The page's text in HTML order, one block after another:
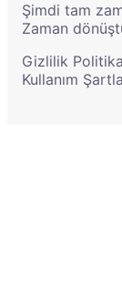
Şimdi tam
Zaman
Gizlilik
Kullanım